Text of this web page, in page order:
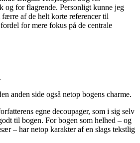
og for flagrende. Personligt kunne jeg
af de helt korte referencer til
for mere fokus på de centrale
anden side også netop bogens charme.
egne decoupager, som i sig selv
til bogen. For bogen som helhed – og
– har netop karakter af en slags tekstlig